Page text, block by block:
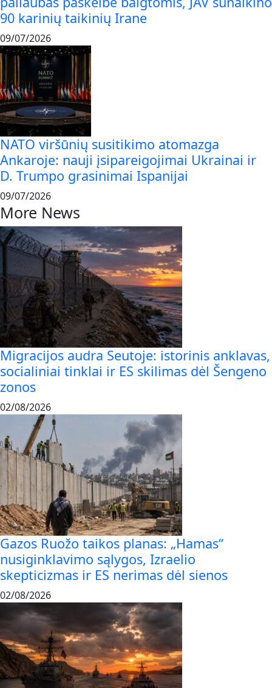
90 karinių taikinių Irane
09/07/2026
NATO viršūnių susitikimo atomazga
Ankaroje: nauji įsipareigojimai Ukrainai ir
D. Trumpo grasinimai Ispanijai
09/07/2026
More News
Migracijos audra Seutoje: istorinis anklavas,
socialiniai tinklai ir ES skilimas dėl Šengeno
zonos
02/08/2026
Gazos Ruožo taikos planas: „Hamas“
nusiginklavimo sąlygos, Izraelio
skepticizmas ir ES nerimas dėl sienos
02/08/2026